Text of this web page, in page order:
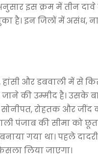
इस क्रम में तीन
है। इन जिलों में असंध,
और डबवाली में से
की उम्मीद है। उसके
रोहतक और जींद
पंजाब की सीमा को
गया था। पहले
लिया जाएगा।